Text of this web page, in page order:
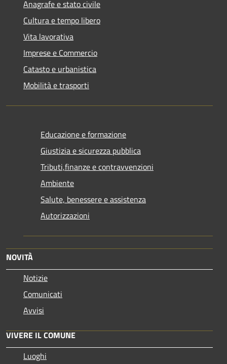
Anagrafe e stato civile
Cultura e tempo libero
Vita lavorativa
Imprese e Commercio
Catasto e urbanistica
Mobilità e trasporti
Educazione e formazione
Giustizia e sicurezza pubblica
Tributi,finanze e contravvenzioni
Ambiente
Salute, benessere e assistenza
Autorizzazioni
NOVITÀ
Notizie
Comunicati
Avvisi
VIVERE IL COMUNE
Luoghi